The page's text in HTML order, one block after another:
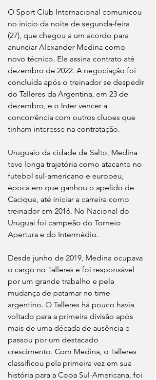
O Sport Club Internacional comunicou
no inicio da noite de segunda-feira
(27), que chegou a um acordo para
anunciar Alexander Medina como
novo técnico. Ele assina contrato até
dezembro de 2022. A negociação foi
concluída após o treinador se despedir
do Talleres da Argentina, em 23 de
dezembro, e o Inter vencer a
concorrência com outros clubes que
tinham interesse na contratação.
Uruguaio da cidade de Salto, Medina
teve longa trajetória como atacante no
futebol sul-americano e europeu,
época em que ganhou o apelido de
Cacique, até iniciar a carreira como
treinador em 2016. No Nacional do
Uruguai foi campeão do Torneio
Apertura e do Intermédio.
Desde junho de 2019, Medina ocupava
o cargo no Talleres e foi responsável
por um grande trabalho e pela
mudança de patamar no time
argentino. O Talleres há pouco havia
voltado para a primeira divisão após
mais de uma década de ausência e
passou por um destacado
crescimento. Com Medina, o Talleres
classificou pela primeira vez em sua
história para a Copa Sul-Americana, foi